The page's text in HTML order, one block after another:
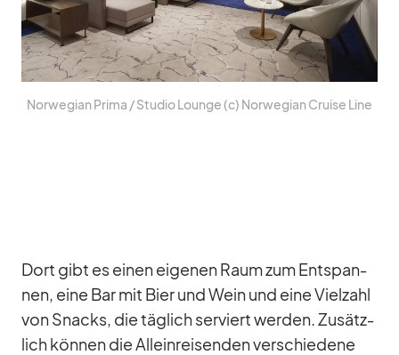
Nor­we­gian Prima /​ Stu­dio Lounge (c) Nor­we­gian Cruise Line
Dort gibt es ei­nen ei­ge­nen Raum zum Ent­span­
nen, eine Bar mit Bier und Wein und eine Viel­zahl
von Snacks, die täg­lich ser­viert wer­den. Zu­sätz­
lich kön­nen die Al­lein­rei­sen­den ver­schie­dene